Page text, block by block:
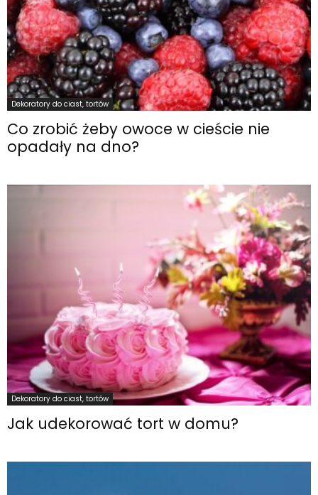
Dekoratory do ciast, tortów
Co zrobić żeby owoce w cieście nie
opadały na dno?
Dekoratory do ciast, tortów
Jak udekorować tort w domu?